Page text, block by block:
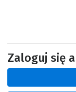
Zaloguj się